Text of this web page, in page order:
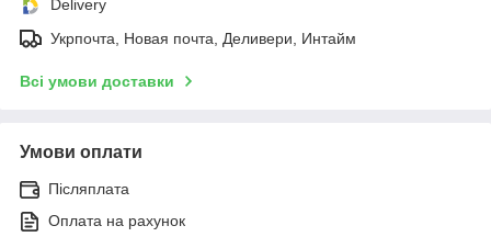
Delivery
Укрпочта, Новая почта, Деливери, Интайм
Всі умови доставки
Умови оплати
Післяплата
Оплата на рахунок